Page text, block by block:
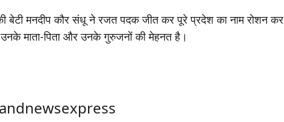
की बेटी मनदीप कौर संधू ने रजत पदक जीत कर पूरे प्रदेश का नाम
माता-पिता और उनके गुरुजनों की मेहनत है।